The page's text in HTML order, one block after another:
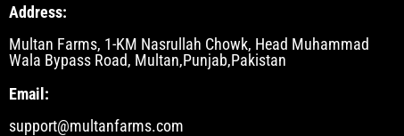
Address:
Multan Farms, 1-KM Nasrullah Chowk, Head Muhammad
Wala Bypass Road, Multan,Punjab,Pakistan
Email:
support@multanfarms.com